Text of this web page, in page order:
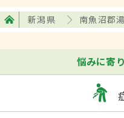
新潟県 南魚沼郡
悩みに寄